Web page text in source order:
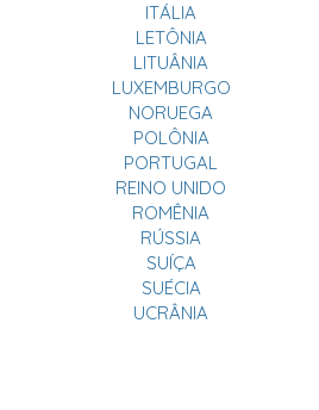
ITÁLIA
LETÔNIA
LITUÂNIA
LUXEMBURGO
NORUEGA
POLÔNIA
PORTUGAL
REINO UNIDO
ROMÊNIA
RÚSSIA
SUÍÇA
SUÉCIA
UCRÂNIA